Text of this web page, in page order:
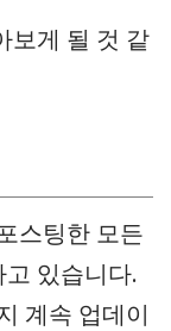
보게 될 것 같
스팅한 모든
있습니다.
계속 업데이